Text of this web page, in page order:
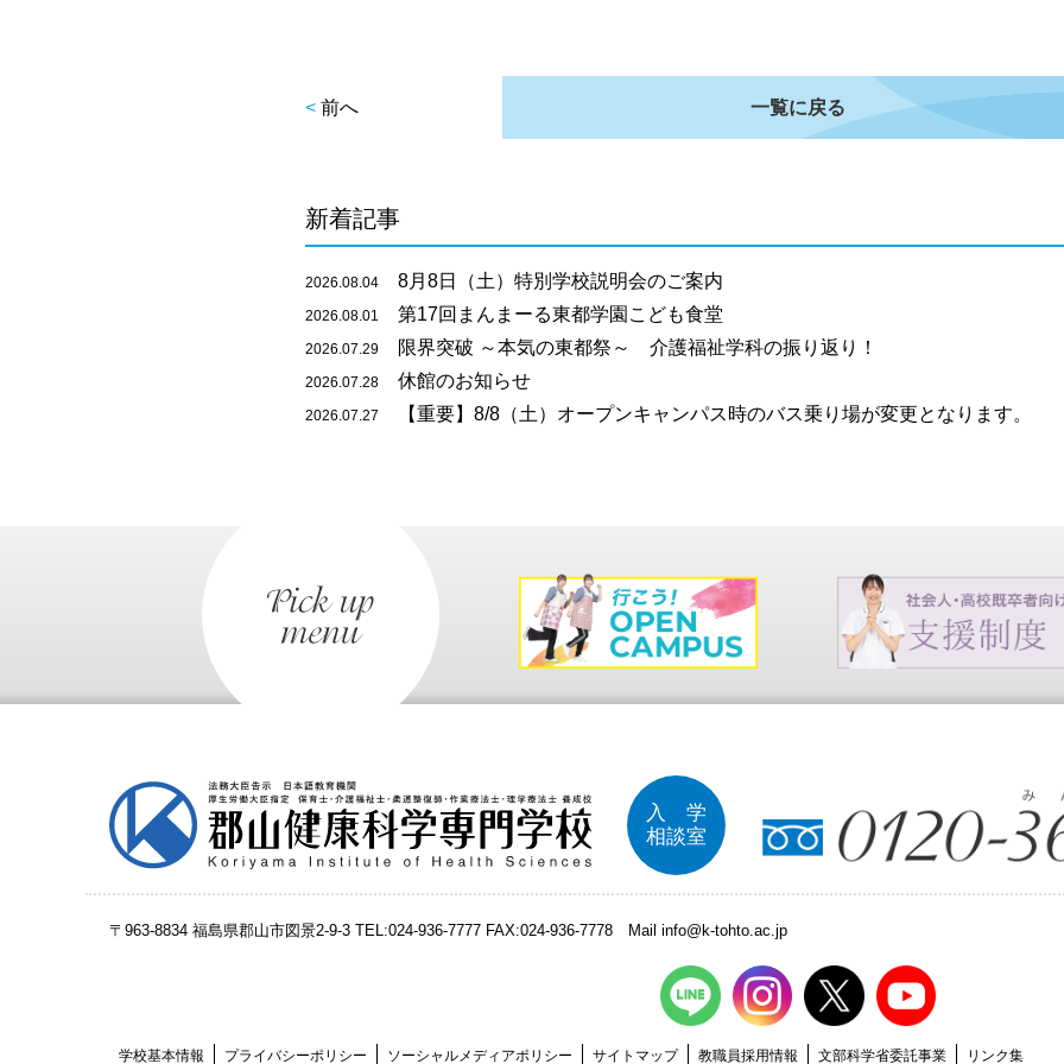
< 前へ 一覧に戻る
新着記事
2026.08.04 8月8日（土）特別学校説明会のご案内
2026.08.01 第17回まんまーる東都学園こども食堂
2026.07.29 限界突破 ～本気の東都祭～ 介護福祉学科の振り返り！
2026.07.28 休館のお知らせ
2026.07.27 【重要】8/8（土）オープンキャンパス時のバス乗り場が変更となります。
入 学
相談室
〒963-8834 福島県郡山市図景2-9-3 TEL:024-936-7777 FAX:024-936-7778 Mail info@k-tohto.ac.jp
学校基本情報 プライバシーポリシー ソーシャルメディアポリシー サイトマップ 教職員採用情報 文部科学省委託事業 リンク集